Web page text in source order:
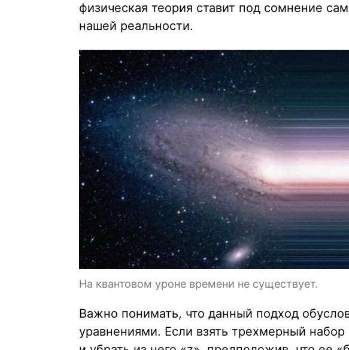
физическая теория ставит под сомнение
нашей реальности.
На квантовом уроне времени не существует.
Важно понимать, что данный подход
уравнениями. Если взять трехмерный